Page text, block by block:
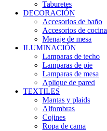
Taburetes
DECORACIÓN
Accesorios de baño
Accesorios de cocina
Menaje de mesa
ILUMINACIÓN
Lamparas de techo
Lamparas de pie
Lamparas de mesa
Aplique de pared
TEXTILES
Mantas y plaids
Alfombras
Cojines
Ropa de cama